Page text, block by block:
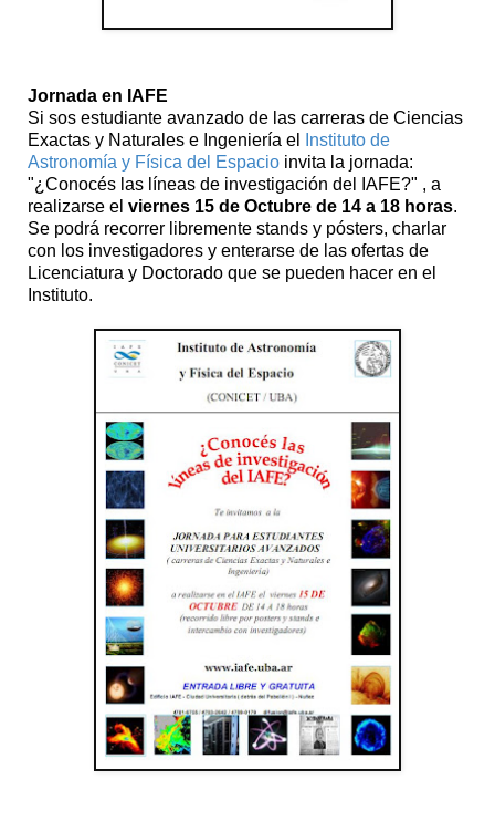
Jornada en IAFE
Si sos estudiante avanzado de las carreras de Ciencias
Exactas y Naturales e Ingeniería el
Instituto de
Astronomía y Física del Espacio invita la jornada:
"¿Conocés las líneas de investigación del IAFE?" , a
realizarse el viernes 15 de Octubre de 14 a 18 horas.
Se podrá recorrer libremente stands y pósters, charlar
con los investigadores y enterarse de las ofertas de
Licenciatura y Doctorado que se pueden hacer en el
Instituto.